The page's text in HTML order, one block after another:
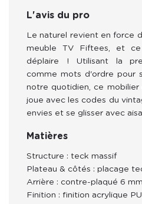
L'avis du pro
Le naturel revient en force
meuble TV Fiftees, et
déplaire ! Utilisant la
comme mots d'ordre pour
notre quotidien, ce mobilier
joue avec les codes du
envies et se glisser avec
Matières
Structure : teck massif
Plateau & côtés : placage
Arrière : contre-plaqué 6 mm
Finition : finition acrylique PU